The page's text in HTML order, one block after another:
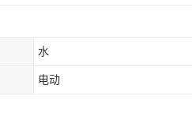
水
电动